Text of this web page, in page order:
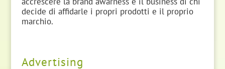
decide di affidarle i propri prodotti e il proprio
marchio.
Advertising